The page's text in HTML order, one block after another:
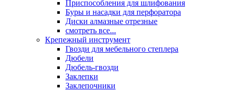
Приспособления для шлифования
Буры и насадки для перфоратора
Диски алмазные отрезные
смотреть все...
Крепежный инструмент
Гвозди для мебельного степлера
Дюбели
Дюбель-гвозди
Заклепки
Заклепочники